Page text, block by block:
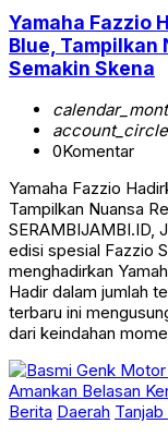
Yamaha Fazzio
Blue, Tampilkan
Semakin Skena
account_circle
0Komentar
Yamaha Fazzio
Tampilkan Nuansa
SERAMBIJAMBI.ID,
edisi spesial Fazzio
menghadirkan
Hadir dalam jumlah
terbaru ini
dari keindahan
Berita Daerah